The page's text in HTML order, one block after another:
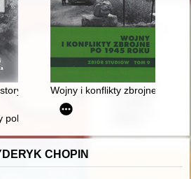
Wojny i konflikty zbrojne po
polskiego obozu narodowego : całość w
CHOPIN